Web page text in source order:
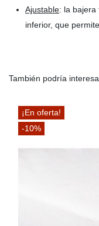
Ajustable: la bajera
inferior, que
También podría
¡En oferta!
-10%